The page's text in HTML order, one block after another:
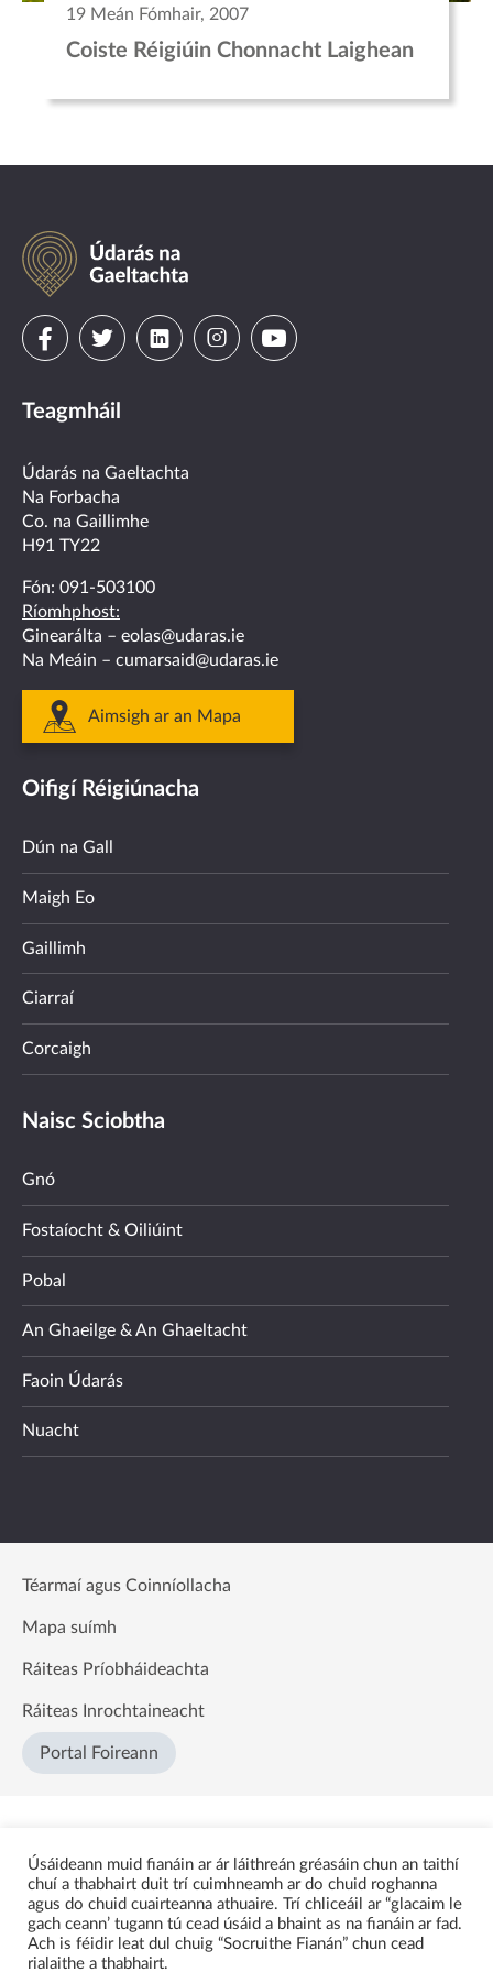
19 Meán Fómhair, 2007
Coiste Réigiúin Chonnacht Laighean
Údarás
na
Gaeltachta
Visit
on
facebook
Visit
on
twitter
Visit
linkedin
VisitVisit
Teagmháil
Údarás na Gaeltachta
Na Forbacha
Co. na Gaillimhe
H91 TY22
Fón: 091-503100
Ríomhphost:
Ginearálta – eolas@udaras.ie
Na Meáin – cumarsaid@udaras.ie
Aimsigh ar an Mapa
Oifigí Réigiúnacha
Dún na Gall
Maigh Eo
Gaillimh
Ciarraí
Corcaigh
Naisc Sciobtha
Gnó
Fostaíocht & Oiliúint
Pobal
An Ghaeilge & An Ghaeltacht
Faoin Údarás
Nuacht
Téarmaí agus Coinníollacha
Mapa suímh
Ráiteas Príobháideachta
Ráiteas Inrochtaineacht
Portal Foireann
Úsáideann muid fianáin ar ár láithreán gréasáin chun an taithí
chuí a thabhairt duit trí cuimhneamh ar do chuid roghanna
agus do chuid cuairteanna athuaire. Trí chliceáil ar “glacaim le
gach ceann’ tugann tú cead úsáid a bhaint as na fianáin ar fad.
Ach is féidir leat dul chuig “Socruithe Fianán” chun cead
rialaithe a thabhairt.